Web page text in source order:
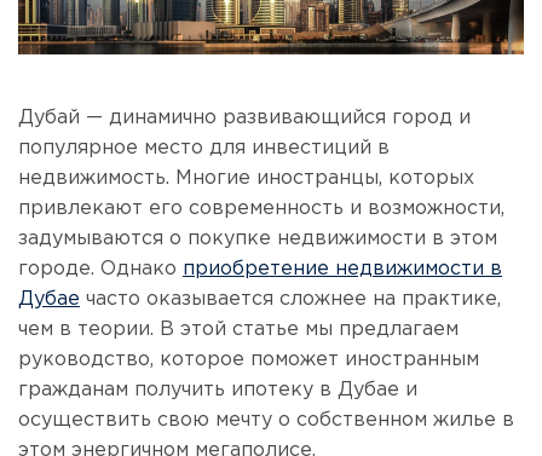
Дубай — динамично развивающийся город и
популярное место для инвестиций в
недвижимость. Многие иностранцы, которых
привлекают его современность и возможности,
задумываются о покупке недвижимости в этом
городе. Однако приобретение недвижимости в
Дубае часто оказывается сложнее на практике,
чем в теории. В этой статье мы предлагаем
руководство, которое поможет иностранным
гражданам получить ипотеку в Дубае и
осуществить свою мечту о собственном жилье в
этом энергичном мегаполисе.